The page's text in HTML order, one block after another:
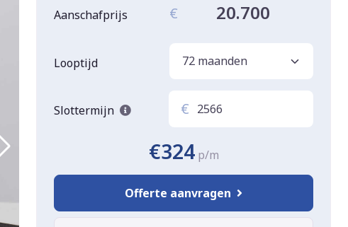
Aanschafprijs € 20.700
Looptijd
Slottermijn €
€324 p/m
Offerte aanvragen